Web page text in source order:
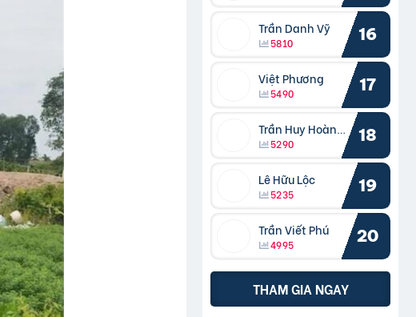
Trần Danh Vỹ
5810 16
Việt Phương
5490 17
Trần Huy Hoàng Bắc
5290 18
Lê Hữu Lộc
5235 19
Trần Viết Phú
4995 20
THAM GIA NGAY